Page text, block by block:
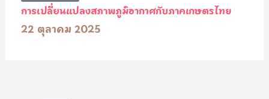
การเปลี่ยนแปลงสภาพภูมิอากาศกับภาคเกษตรไทย
22 ตุลาคม 2025